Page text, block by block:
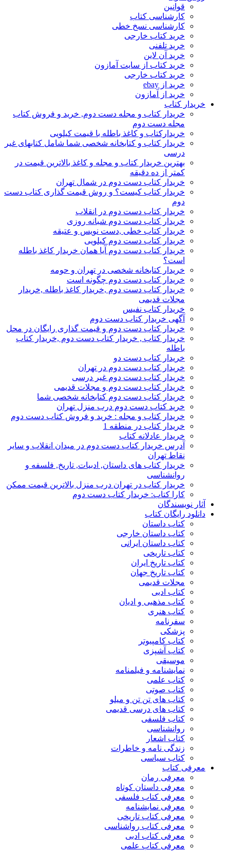
قوانین
کارشناسی کتاب
کارشناسی نسخ خطی
خرید کتاب خارجی
خرید تلفنی
خرید آن لاین
خرید کتاب از سایت آمازون
خرید کتاب خارجی
خرید از ebay
خرید از آمازون
خریدار کتاب
خریدار کتاب و مجله دست دوم, خرید و فروش کتاب
مجله دست دوم
خریدارکتاب و کاغذ باطله با قیمت کیلویی
خریدار کتاب و کتابخانه شخصی شما شامل کتابهای غیر
درسی
بهترین خریدار کتاب و مجله و کاغذ بالاترین قیمت در
کمتر از ده دقیقه
خریدار کتاب دست دوم در شمال تهران
خریدار کتاب کیست؟ و روش قیمت گذاری کتاب دست
دوم
خریدار کتاب دست دوم در انقلاب
خریدار کتاب دست دوم شبانه روزی
خریدار کتاب خطی ,دست نویس و عتیقه
خریدار کتاب دست دوم کیلویی
خریدار کتاب دست دوم آیا همان خریدار کاغذ باطله
است؟
خریدار کتابخانه شخصی در تهران و حومه
خریدار کتاب دست دوم چگونه است
خریدار کتاب دست دوم ,خریدار کاغذ باطله ,خریدار
مجلات قدیمی
خریدار کتاب نفیس
آگهی خریدار کتاب دست دوم
خریدار کتاب دست دوم و قیمت گذاری رایگان در محل
خریدار کتاب , خریدار کتاب دست دوم ,خریدار کتاب
باطله
خریدار کتاب دست دو
خریدار کتاب دست دوم در تهران
خریدار کتاب دست دوم غیر درسی
خریدار کتاب دست دوم و مجلات قدیمی
خریدار کتاب دست دوم کتابخانه شخصی شما
خرید کتاب دست دوم درب منزل تهران
خریدار کتاب و مجله : خرید و فروش کتاب دست دوم
خریدار کتاب در منطقه 1
خریدار عادلانه کتاب
آدرس خریدار کتاب دست دوم در میدان انقلاب و سایر
نقاط تهران
خریدار کتاب های داستان, ادبیات, تاریخ, فلسفه و
روانشناسی
خریدار کتاب در تهران درب منزل بالاترین قیمت ممکن
کارا کتاب: خریدار کتاب دست دوم
آثار نویسندگان
دانلود رایگان کتاب
کتاب داستان
کتاب داستان خارجی
کتاب داستان ایرانی
کتاب تاریخی
کتاب تاریخ ایران
کتاب تاریخ جهان
مجلات قدیمی
کتاب ادبی
کتاب مذهبی و ادیان
کتاب هنری
سفرنامه
پزشکی
کتاب کامپیوتر
کتاب آشپزی
موسیقی
نمایشنامه و فیلمنامه
کتاب علمی
کتاب صوتی
کتاب های تن تن و میلو
کتاب های درسی قدیمی
کتاب فلسفی
روانشناسی
کتاب اشعار
زندگی نامه و خاطرات
کتاب سیاسی
معرفی کتاب
معرفی رمان
معرفی داستان کوتاه
معرفی کتاب فلسفی
معرفی نمایشنامه
معرفی کتاب تاریخی
معرفی کتاب رواشناسی
معرفی کتاب ادبی
معرفی کتاب علمی